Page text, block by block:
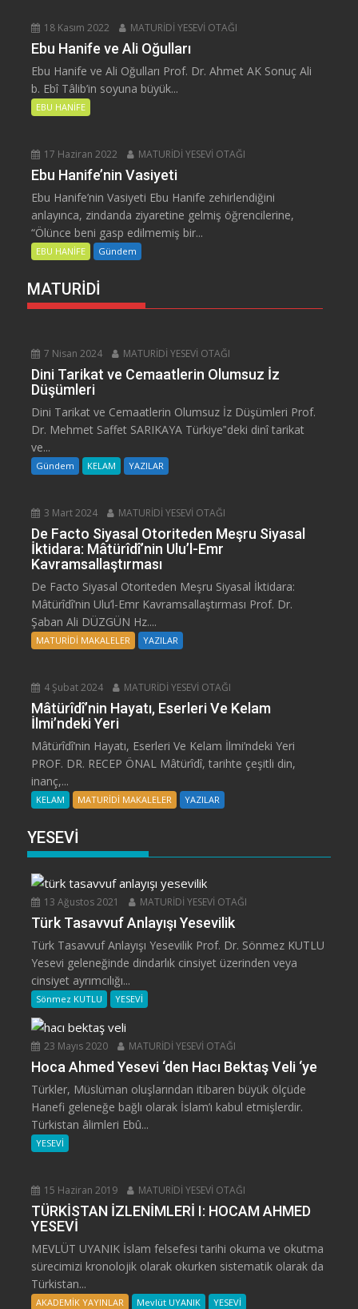
18 Kasım 2022 MATURİDİ YESEVİ OTAĞI
Ebu Hanife ve Ali Oğulları
Ebu Hanife ve Ali Oğulları Prof. Dr. Ahmet AK Sonuç Ali
b. Ebî Tâlib’in soyuna büyük...
EBU HANİFE
17 Haziran 2022 MATURİDİ YESEVİ OTAĞI
Ebu Hanife’nin Vasiyeti
Ebu Hanife’nin Vasiyeti Ebu Hanife zehirlendiğini
anlayınca, zindanda ziyaretine gelmiş öğrencilerine,
“Ölünce beni gasp edilmemiş bir...
EBU HANİFE Gündem
MATURİDİ
7 Nisan 2024 MATURİDİ YESEVİ OTAĞI
Dini Tarikat ve Cemaatlerin Olumsuz İz
Düşümleri
Dini Tarikat ve Cemaatlerin Olumsuz İz Düşümleri Prof.
Dr. Mehmet Saffet SARIKAYA Türkiye‟deki dinî tarikat
ve...
Gündem KELAM YAZILAR
3 Mart 2024 MATURİDİ YESEVİ OTAĞI
De Facto Siyasal Otoriteden Meşru Siyasal
İktidara: Mâtürîdî’nin Ulu’l-Emr
Kavramsallaştırması
De Facto Siyasal Otoriteden Meşru Siyasal İktidara:
Mâtürîdî’nin Ulu’l-Emr Kavramsallaştırması Prof. Dr.
Şaban Ali DÜZGÜN Hz....
MATURİDİ MAKALELER YAZILAR
4 Şubat 2024 MATURİDİ YESEVİ OTAĞI
Mâtürîdî’nin Hayatı, Eserleri Ve Kelam
İlmi’ndeki Yeri
Mâtürîdî’nin Hayatı, Eserleri Ve Kelam İlmi’ndeki Yeri
PROF. DR. RECEP ÖNAL Mâtürîdî, tarihte çeşitli din,
inanç,...
KELAM MATURİDİ MAKALELER YAZILAR
YESEVİ
13 Ağustos 2021 MATURİDİ YESEVİ OTAĞI
Türk Tasavvuf Anlayışı Yesevilik
Türk Tasavvuf Anlayışı Yesevilik Prof. Dr. Sönmez KUTLU
Yesevi geleneğinde dindarlık cinsiyet üzerinden veya
cinsiyet ayrımcılığı...
Sönmez KUTLU YESEVİ
23 Mayıs 2020 MATURİDİ YESEVİ OTAĞI
Hoca Ahmed Yesevi ‘den Hacı Bektaş Veli ‘ye
Türkler, Müslüman oluşlarından itibaren büyük ölçüde
Hanefi geleneğe bağlı olarak İslam’ı kabul etmişlerdir.
Türkistan âlimleri Ebû...
YESEVİ
15 Haziran 2019 MATURİDİ YESEVİ OTAĞI
TÜRKİSTAN İZLENİMLERİ I: HOCAM AHMED
YESEVİ
MEVLÜT UYANIK İslam felsefesi tarihi okuma ve okutma
sürecimizi kronolojik olarak okurken sistematik olarak da
Türkistan...
AKADEMİK YAYINLAR Mevlüt UYANIK YESEVİ